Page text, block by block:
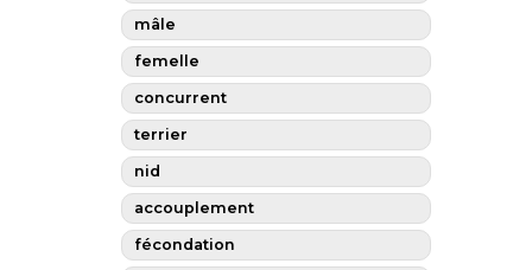
mâle
femelle
concurrent
terrier
nid
accouplement
fécondation